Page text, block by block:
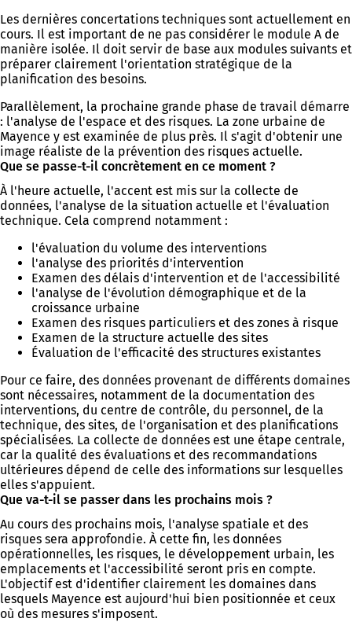
Les dernières concertations techniques sont actuellement en
cours. Il est important de ne pas considérer le module A de
manière isolée. Il doit servir de base aux modules suivants et
préparer clairement l'orientation stratégique de la
planification des besoins.
Parallèlement, la prochaine grande phase de travail démarre
: l'analyse de l'espace et des risques. La zone urbaine de
Mayence y est examinée de plus près. Il s'agit d'obtenir une
image réaliste de la prévention des risques actuelle.
Que se passe-t-il concrètement en ce moment ?
À l'heure actuelle, l'accent est mis sur la collecte de
données, l'analyse de la situation actuelle et l'évaluation
technique. Cela comprend notamment :
l'évaluation du volume des interventions
l'analyse des priorités d'intervention
Examen des délais d'intervention et de l'accessibilité
l'analyse de l'évolution démographique et de la
croissance urbaine
Examen des risques particuliers et des zones à risque
Examen de la structure actuelle des sites
Évaluation de l'efficacité des structures existantes
Pour ce faire, des données provenant de différents domaines
sont nécessaires, notamment de la documentation des
interventions, du centre de contrôle, du personnel, de la
technique, des sites, de l'organisation et des planifications
spécialisées. La collecte de données est une étape centrale,
car la qualité des évaluations et des recommandations
ultérieures dépend de celle des informations sur lesquelles
elles s'appuient.
Que va-t-il se passer dans les prochains mois ?
Au cours des prochains mois, l'analyse spatiale et des
risques sera approfondie. À cette fin, les données
opérationnelles, les risques, le développement urbain, les
emplacements et l'accessibilité seront pris en compte.
L'objectif est d'identifier clairement les domaines dans
lesquels Mayence est aujourd'hui bien positionnée et ceux
où des mesures s'imposent.